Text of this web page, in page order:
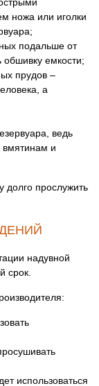
ножа или иголки
подальше от
обшивку емкости;
прудов –
а
ведь
вмятинам и
долго прослужить
надувной
срок.
использоваться